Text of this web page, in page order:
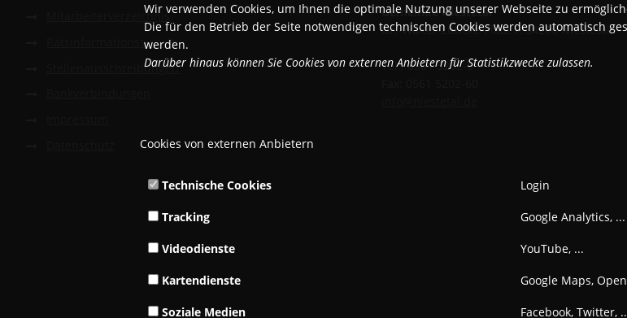
Mitarbeiterverzeichnis
Ratsinformationssystem
Stellenausschreibungen
Gemeinde Niestetal
Dr.-Walter-Lübcke-Platz 1, 34266 Niestetal
Tel.: 0561 5202-0
Wir verwenden Cookies, um Ihnen die optimale Nutzung unserer Webseite zu
Die für den Betrieb der Seite notwendigen technischen Cookies werden automatisch
werden.
Darüber hinaus können Sie Cookies von externen Anbietern für Statistikzwecke zulassen.
Cookies von externen Anbietern
Technische Cookies Login
Tracking Google Analytics, ...
Videodienste YouTube, ...
Kartendienste Google Maps,
Soziale Medien Facebook, Twitter,